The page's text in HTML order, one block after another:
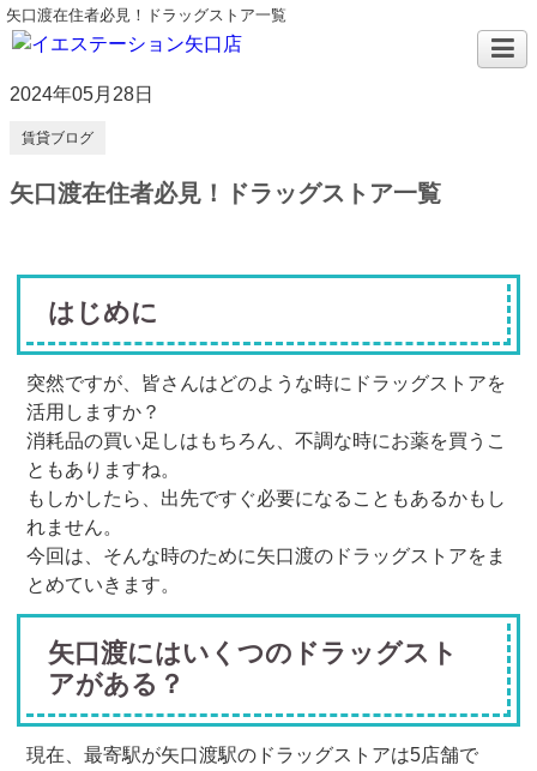
矢口渡在住者必見！ドラッグストア一覧
2024年05月28日
賃貸ブログ
矢口渡在住者必見！ドラッグストア一覧
はじめに
突然ですが、皆さんはどのような時にドラッグストアを
活用しますか？
消耗品の買い足しはもちろん、不調な時にお薬を買うこ
ともありますね。
もしかしたら、出先ですぐ必要になることもあるかもし
れません。
今回は、そんな時のために矢口渡のドラッグストアをま
とめていきます。
矢口渡にはいくつのドラッグスト
アがある？
現在、最寄駅が矢口渡駅のドラッグストアは5店舗で